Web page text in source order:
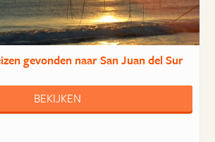
gevonden naar San Juan del Sur
BEKIJKEN